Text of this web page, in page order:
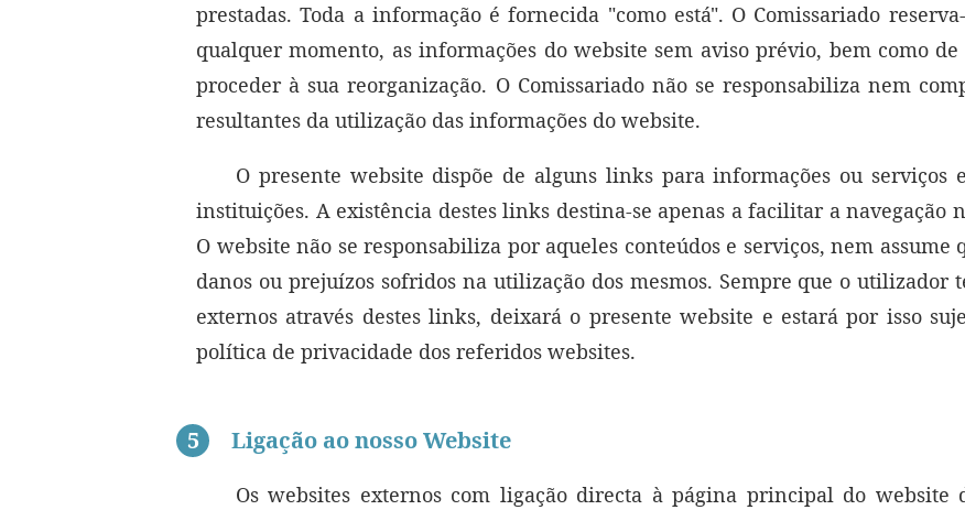
prestadas. Toda a informação é fornecida "como está". O Comissariado
qualquer momento, as informações do website sem aviso prévio, bem como
proceder à sua reorganização. O Comissariado não se responsabiliza nem
resultantes da utilização das informações do website.
O presente website dispõe de alguns links para informações ou serviços
instituições. A existência destes links destina-se apenas a facilitar a
O website não se responsabiliza por aqueles conteúdos e serviços, nem
danos ou prejuízos sofridos na utilização dos mesmos. Sempre que o utilizador
externos através destes links, deixará o presente website e estará por isso
política de privacidade dos referidos websites.
5 Ligação ao nosso Website
Os websites externos com ligação directa à página principal do website